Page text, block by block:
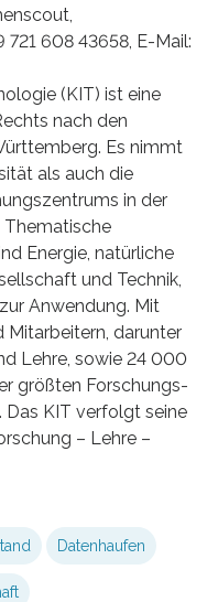
721 608 43658, E-Mail:
(KIT) ist eine
nach den
Es nimmt
als auch die
in der
Energie, natürliche
und Technik,
Anwendung. Mit
darunter
Lehre, sowie 24 000
größten Forschungs-
Das KIT verfolgt seine
– Lehre –
Datenhaufen